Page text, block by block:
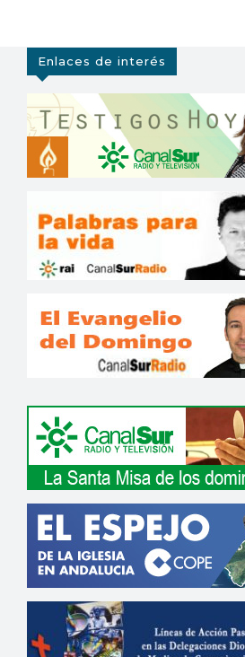
Enlaces de interés